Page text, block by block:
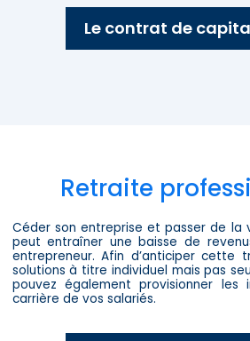
Le contrat de
Retraite
Céder son entreprise et passer de
peut entraîner une baisse de
entrepreneur. Afin d’anticiper cette
solutions à titre individuel mais pas
pouvez également provisionner
carrière de vos salariés.